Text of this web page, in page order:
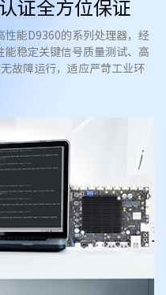
证全方位保证
性能D9360的系列处理器，经
能稳定关键信号质量测试、高
故障运行，适应严苛工业环